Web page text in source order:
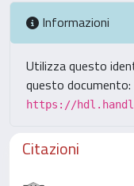
Informazioni
Utilizza questo
questo documento:
https://
Citazioni